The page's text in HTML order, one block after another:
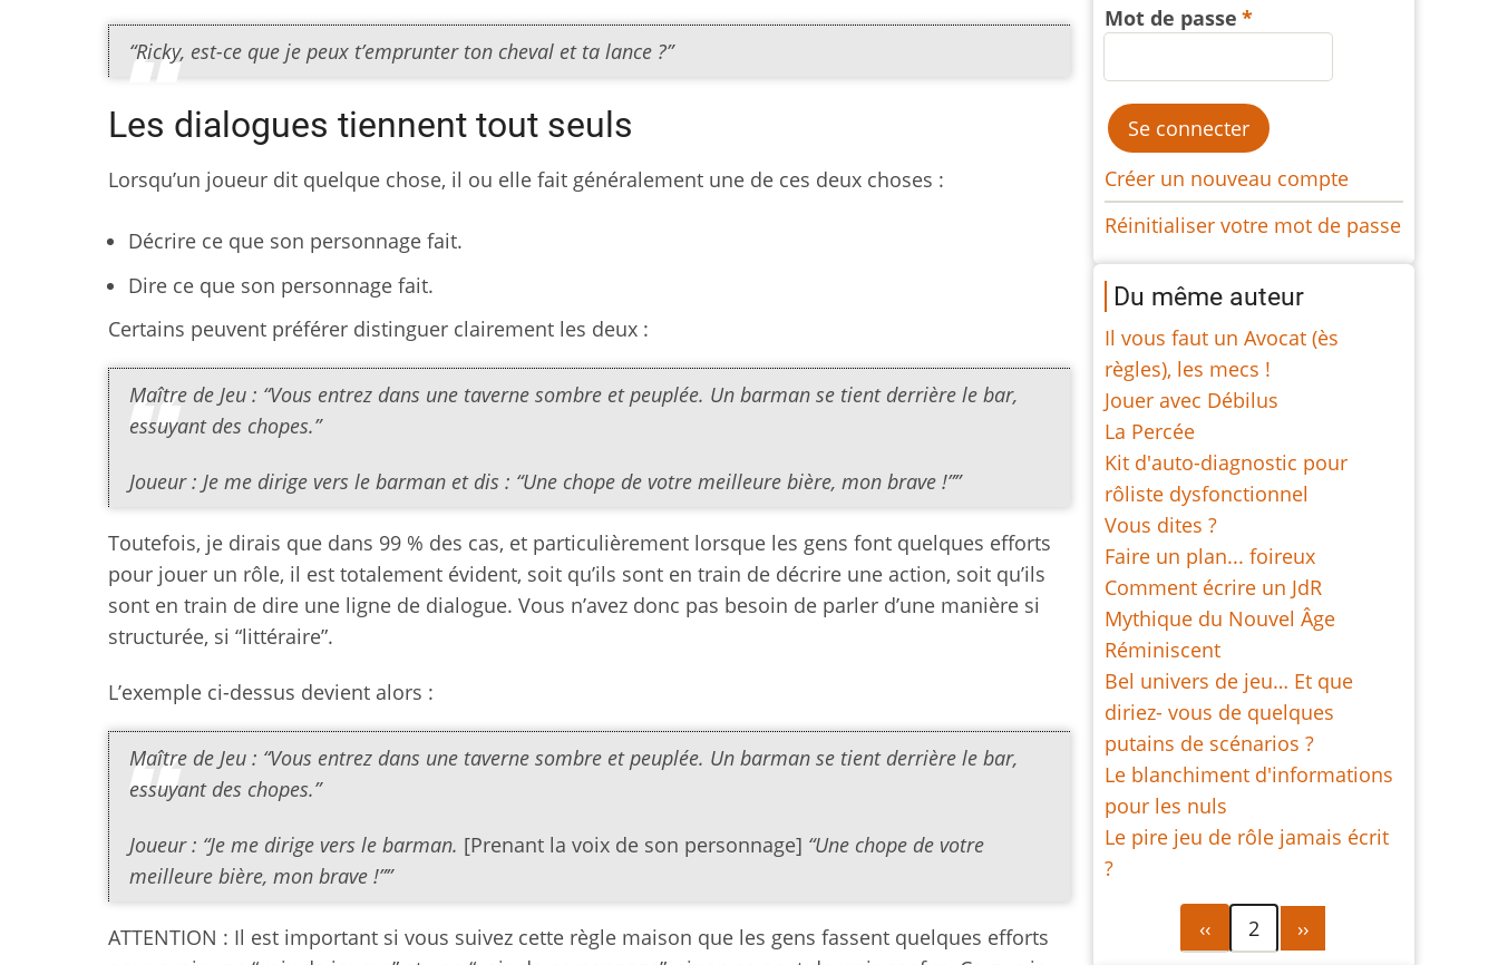
“Ricky, est-ce que je peux t’emprunter ton cheval et ta lance ?”
Les dialogues tiennent tout seuls
Lorsqu’un joueur dit quelque chose, il ou elle fait généralement une de ces deux choses :
Décrire ce que son personnage fait.
Dire ce que son personnage fait.
Certains peuvent préférer distinguer clairement les deux :
Maître de Jeu : “Vous entrez dans une taverne sombre et peuplée. Un barman se tient derrière le bar,
essuyant des chopes.”
Joueur : Je me dirige vers le barman et dis : “Une chope de votre meilleure bière, mon brave !””
Toutefois, je dirais que dans 99 % des cas, et particulièrement lorsque les gens font quelques efforts
pour jouer un rôle, il est totalement évident, soit qu’ils sont en train de décrire une action, soit qu’ils
sont en train de dire une ligne de dialogue. Vous n’avez donc pas besoin de parler d’une manière si
structurée, si “littéraire”.
L’exemple ci-dessus devient alors :
Maître de Jeu : “Vous entrez dans une taverne sombre et peuplée. Un barman se tient derrière le bar,
essuyant des chopes.”
Joueur : “Je me dirige vers le barman. [Prenant la voix de son personnage] “Une chope de votre
meilleure bière, mon brave !””
ATTENTION : Il est important si vous suivez cette règle maison que les gens fassent quelques efforts
Mot de passe
Créer un nouveau compte
Réinitialiser votre mot de passe
Du même auteur
Il vous faut un Avocat (ès
règles), les mecs !
Jouer avec Débilus
La Percée
Kit d'auto-diagnostic pour
rôliste dysfonctionnel
Vous dites ?
Faire un plan... foireux
Comment écrire un JdR
Mythique du Nouvel Âge
Réminiscent
Bel univers de jeu… Et que
diriez- vous de quelques
putains de scénarios ?
Le blanchiment d'informations
pour les nuls
Le pire jeu de rôle jamais écrit
?
Pagination
Page
précédente
‹‹ 2
Page
suivante
››